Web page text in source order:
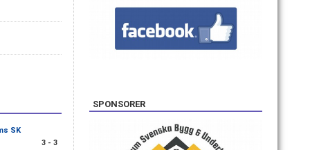
SK
3 - 3
SPONSORER